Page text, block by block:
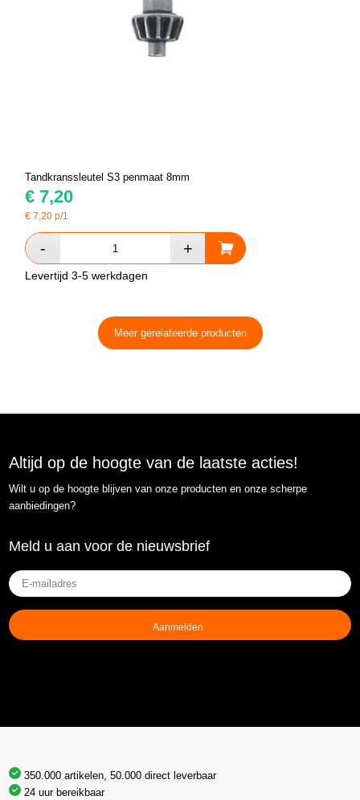
Tandkranssleutel S3 penmaat 8mm
€ 7,20
€7,20 p/1
Levertijd 3-5 werkdagen
Meer gerelateerde producten
Altijd op de hoogte van de laatste acties!
Wilt u op de hoogte blijven van onze producten en onze scherpe
aanbiedingen?
Meld u aan voor de nieuwsbrief
E-
mailadres
(Vereist)
350.000 artikelen, 50.000 direct leverbaar
24 uur bereikbaar